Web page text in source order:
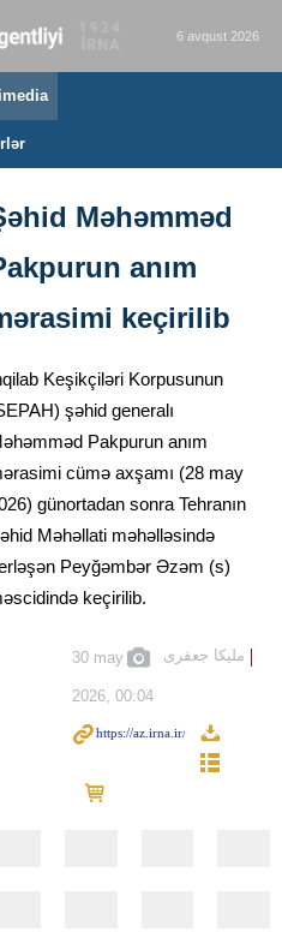
6 avqust 2026
Məhəmməd
anım
keçirilib
Keşikçiləri Korpusunun
şəhid generalı
Pakpurun anım
cümə axşamı (28 may
günortadan sonra Tehranın
Məhəllati məhəlləsində
Peyğəmbər Əzəm (s)
keçirilib.
ملیکا جعفری 30 may
2026, 00:04